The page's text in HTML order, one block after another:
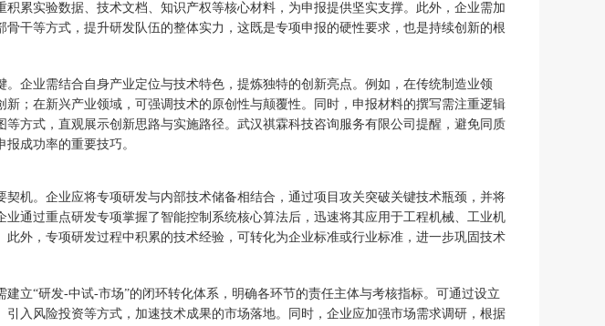
累实验数据、技术文档、知识产权等核心材料，为申报提供坚实支撑。此外，企业需加
干等方式，提升研发队伍的整体实力，这既是专项申报的硬性要求，也是持续创新的根
企业需结合自身产业定位与技术特色，提炼独特的创新亮点。例如，在传统制造业领
；在新兴产业领域，可强调技术的原创性与颠覆性。同时，申报材料的撰写需注重逻辑
方式，直观展示创新思路与实施路径。武汉祺霖科技咨询服务有限公司提醒，避免同质
成功率的重要技巧。
机。企业应将专项研发与内部技术储备相结合，通过项目攻关突破关键技术瓶颈，并将
通过重点研发专项掌握了智能控制系统核心算法后，迅速将其应用于工程机械、工业机
外，专项研发过程中积累的技术经验，可转化为企业标准或行业标准，进一步巩固技术
立“研发-中试-市场”的闭环转化体系，明确各环节的责任主体与考核指标。可通过设立
入风险投资等方式，加速技术成果的市场落地。同时，企业应加强市场需求调研，根据